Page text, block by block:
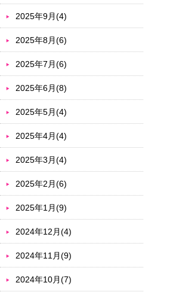
2025年9月(4)
2025年8月(6)
2025年7月(6)
2025年6月(8)
2025年5月(4)
2025年4月(4)
2025年3月(4)
2025年2月(6)
2025年1月(9)
2024年12月(4)
2024年11月(9)
2024年10月(7)